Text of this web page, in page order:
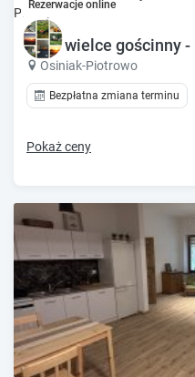
Rezerwacje online
Dom wielce gościnny -
Osiniak-Piotrowo
Bezpłatna zmiana terminu
Pokaż ceny